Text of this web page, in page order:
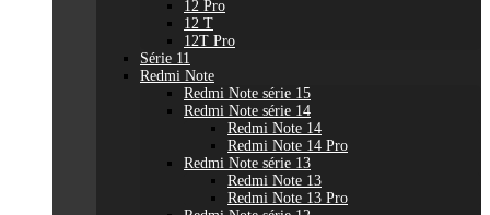
12 Pro
12 T
12T Pro
Série 11
Redmi Note
Redmi Note série 15
Redmi Note série 14
Redmi Note 14
Redmi Note 14 Pro
Redmi Note série 13
Redmi Note 13
Redmi Note 13 Pro